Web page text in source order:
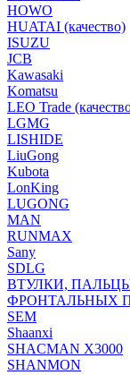
HOWO
HUATAI (качество)
ISUZU
JCB
Kawasaki
Komatsu
LEO Trade
LGMG
LISHIDE
LiuGong
Kubota
LonKing
LUGONG
MAN
RUNMAX
Sany
SDLG
ВТУЛКИ,
ФРОНТАЛЬНЫХ
SEM
Shaanxi
SHACMAN X3000
SHANMON